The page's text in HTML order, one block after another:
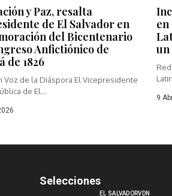
y Paz, resalta
de El Salvador en
del Bicentenario
Anfictiónico de
de 1826
Voz de la Diáspora El Vicepresidente
de El...
un
9
Selecciones
EL SALVADORVDN